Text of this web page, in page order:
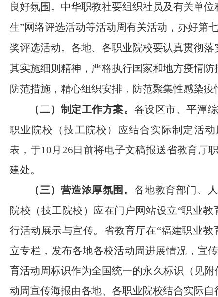
良好氛围。中华职教社要组织社员及有关单位
生”网络评选活动等活动周有关活动 ，办好第
奖评选活动。各地、各职业院校要认真贯彻落
其实施细则精神，严格执行国家和地方疫情防
防范措施，精心组织安排， 防范聚集性感染疫
（二）制定工作方案。 各设区市、平潭
职业院校（技工院校）应结合实际制定活
表，于10月 26 日前将电子文稿报送省教育厅
建处。
（三）营造浓厚氛围。 各地教育部门、
院校（技工院校）应在门户网站设立“职业教
行活动展示与宣传。省教育厅在“福建职业教
立专栏，发布各地各校活动周进展情况，宣
育活动周标识作为全国统一的永久标识（见
动周宣传海报由各地、各职业院校结合实际自